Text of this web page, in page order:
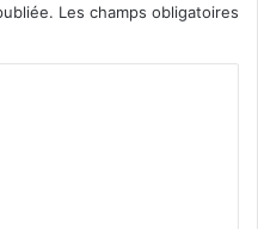
Les champs obligatoires